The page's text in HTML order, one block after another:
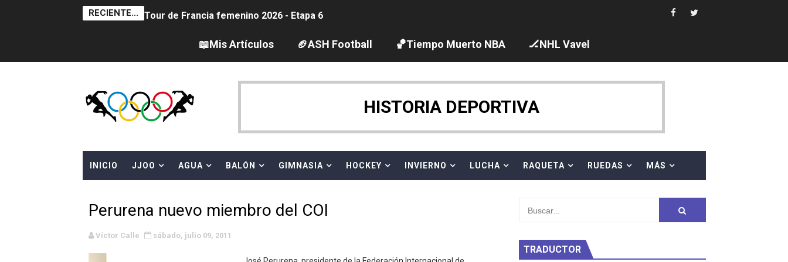
RECIENTE... Tour de Francia femenino 2026 - Etapa 6
Women's Pro Baseball League 2026
Campeonato de Europa en aguas abiertas 2026 (París, Francia) - Dobletes de Wellbrock y Taddeucci. Ángela Martínez 5ª en 10km
Campeonato de Europa de pentatlón moderno 2026 (Estambul, Turquía)
Campeonato de Europa de natación artística 2026 (París, Francia) - España domina junto al equipo neutral ruso, llevándose 8 medallas, seis para
Canadá Open 2026
📖Mis Artículos 🏈ASH Football 🏀Tiempo Muerto NBA 🏒NHL Vavel
HISTORIA DEPORTIVA
INICIO JJOO AGUA BALÓN GIMNASIA HOCKEY INVIERNO LUCHA RAQUETA RUEDAS MÁS
Perurena nuevo miembro del COI
Víctor Calle sábado, julio 09, 2011
TRADUCTOR